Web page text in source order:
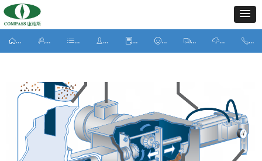
ꀇ首页 ꁘ关于我们ꂇ产品中心ꄑ客户案例ꂓ新闻动态ꂑ人力资源ꄉ服务中心ꄆ下载中心ꂅ联